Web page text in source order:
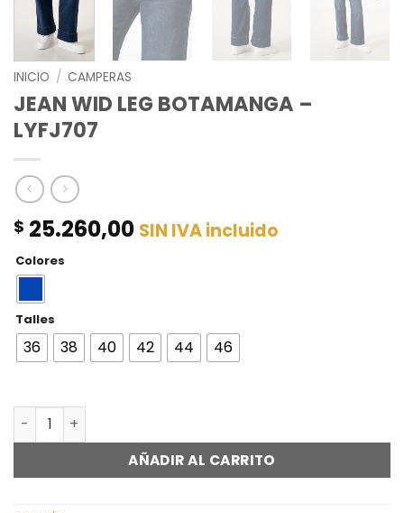
INICIO / CAMPERAS
JEAN WID LEG BOTAMANGA –
LYFJ707
$ 25.260,00 SIN IVA incluido
Colores
Talles
36 38 40 42 44 46
JEAN WID LEG BOTAMANGA - LYFJ707 cantidad
AÑADIR AL CARRITO